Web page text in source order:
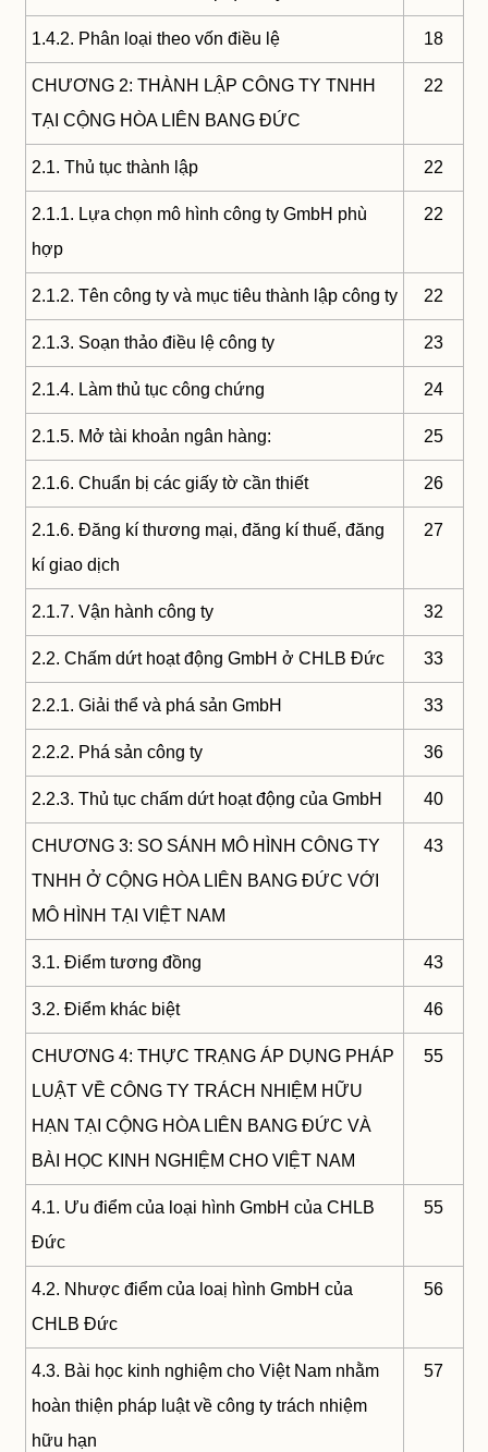
1.4.2. Phân loại theo vốn điều lệ 18
CHƯƠNG 2: THÀNH LẬP CÔNG TY TNHH
TẠI CỘNG HÒA LIÊN BANG ĐỨC
22
2.1. Thủ tục thành lập 22
2.1.1. Lựa chọn mô hình công ty GmbH phù
hợp
22
2.1.2. Tên công ty và mục tiêu thành lập công ty 22
2.1.3. Soạn thảo điều lệ công ty 23
2.1.4. Làm thủ tục công chứng 24
2.1.5. Mở tài khoản ngân hàng: 25
2.1.6. Chuẩn bị các giấy tờ cần thiết 26
2.1.6. Đăng kí thương mại, đăng kí thuế, đăng
kí giao dịch
27
2.1.7. Vận hành công ty 32
2.2. Chấm dứt hoạt động GmbH ở CHLB Đức 33
2.2.1. Giải thể và phá sản GmbH 33
2.2.2. Phá sản công ty 36
2.2.3. Thủ tục chấm dứt hoạt động của GmbH 40
CHƯƠNG 3: SO SÁNH MÔ HÌNH CÔNG TY
TNHH Ở CỘNG HÒA LIÊN BANG ĐỨC VỚI
MÔ HÌNH TẠI VIỆT NAM
43
3.1. Điểm tương đồng 43
3.2. Điểm khác biệt 46
CHƯƠNG 4: THỰC TRẠNG ÁP DỤNG PHÁP
LUẬT VỀ CÔNG TY TRÁCH NHIỆM HỮU
HẠN TẠI CỘNG HÒA LIÊN BANG ĐỨC VÀ
BÀI HỌC KINH NGHIỆM CHO VIỆT NAM
55
4.1. Ưu điểm của loại hình GmbH của CHLB
Đức
55
4.2. Nhược điểm của loaị hình GmbH của
CHLB Đức
56
4.3. Bài học kinh nghiệm cho Việt Nam nhằm
hoàn thiện pháp luật về công ty trách nhiệm
hữu hạn
57